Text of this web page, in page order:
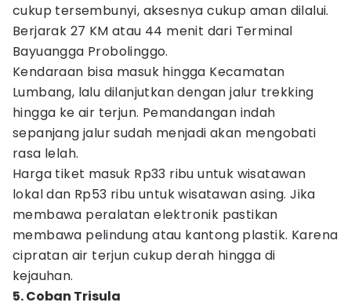
cukup tersembunyi, aksesnya cukup aman dilalui.
Berjarak 27 KM atau 44 menit dari Terminal
Bayuangga Probolinggo.
Kendaraan bisa masuk hingga Kecamatan
Lumbang, lalu dilanjutkan dengan jalur trekking
hingga ke air terjun. Pemandangan indah
sepanjang jalur sudah menjadi akan mengobati
rasa lelah.
Harga tiket masuk Rp33 ribu untuk wisatawan
lokal dan Rp53 ribu untuk wisatawan asing. Jika
membawa peralatan elektronik pastikan
membawa pelindung atau kantong plastik. Karena
cipratan air terjun cukup derah hingga di
kejauhan.
5. Coban Trisula